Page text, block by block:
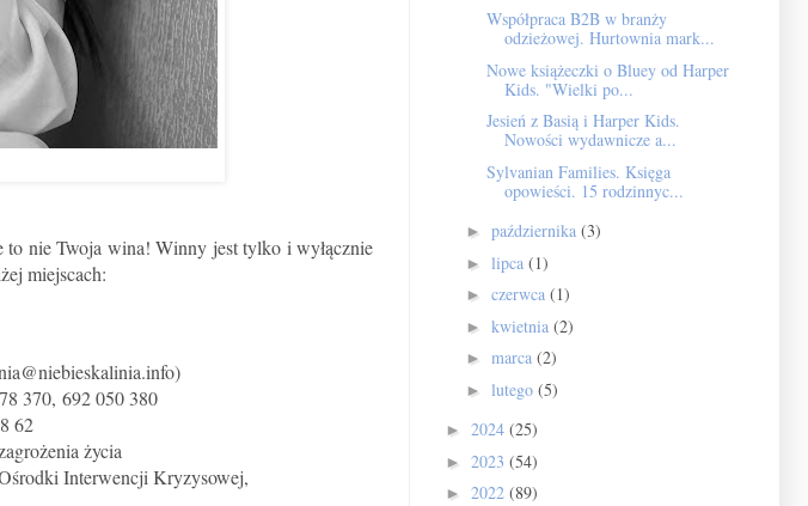
nie Twoja wina! Winny jest tylko i wyłącznie
miejscach:
370, 692 050 380
62
życia
Interwencji Kryzysowej,
Współpraca B2B w branży
odzieżowej. Hurtownia mark...
Nowe książeczki o Bluey od Harper
Kids. "Wielki po...
Jesień z Basią i Harper Kids.
Nowości wydawnicze a...
Sylvanian Families. Księga
opowieści. 15 rodzinnyc...
► października (3)
► lipca (1)
► czerwca (1)
► kwietnia (2)
► marca (2)
► lutego (5)
► 2024 (25)
► 2023 (54)
► 2022 (89)